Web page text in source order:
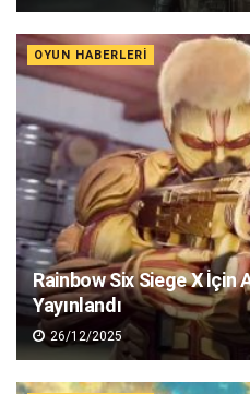
OYUN HABERLERI
Rainbow Six Siege X
Yayınlandı
26/12/2025